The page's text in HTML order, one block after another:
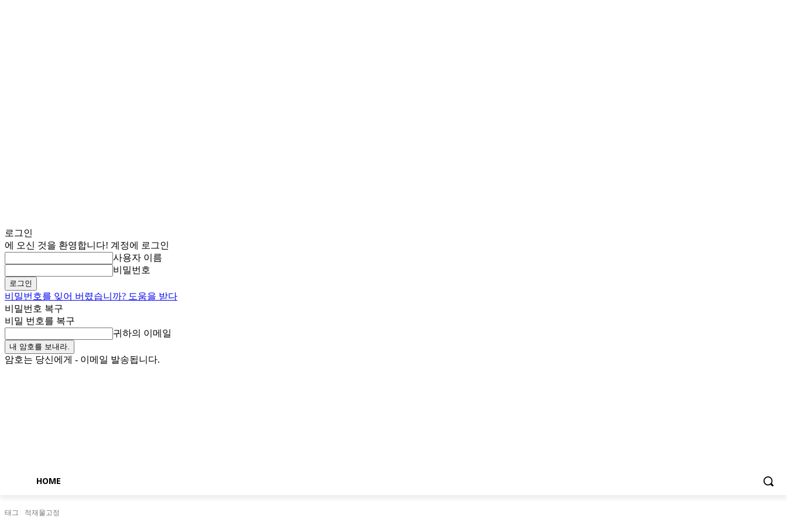
로그인
에 오신 것을 환영합니다! 계정에 로그인
사용자 이름
비밀번호
비밀번호를 잊어 버렸습니까? 도움을 받다
비밀번호 복구
비밀 번호를 복구
귀하의 이메일
암호는 당신에게 - 이메일 발송됩니다.
HOME
태그 적재물고정